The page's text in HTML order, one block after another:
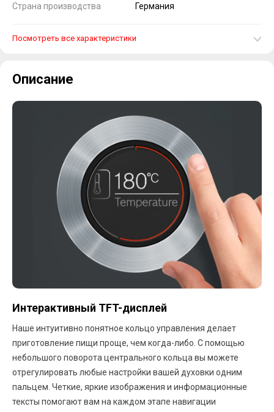
Страна производства Германия
Посмотреть все характеристики
Описание
Интерактивный TFT-дисплей
Наше интуитивно понятное кольцо управления делает
приготовление пищи проще, чем когда-либо. С помощью
небольшого поворота центрального кольца вы можете
отрегулировать любые настройки вашей духовки одним
пальцем. Четкие, яркие изображения и информационные
тексты помогают вам на каждом этапе навигации